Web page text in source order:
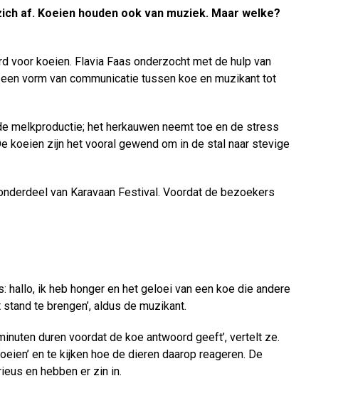
af. Koeien houden ook van muziek. Maar welke?
koeien. Flavia Faas onderzocht met de hulp van
vorm van communicatie tussen koe en muzikant tot
melkproductie; het herkauwen neemt toe en de stress
koeien zijn het vooral gewend om in de stal naar stevige
van Karavaan Festival. Voordat de bezoekers
ik heb honger en het geloei van een koe die andere
te brengen’, aldus de muzikant.
duren voordat de koe antwoord geeft’, vertelt ze.
en te kijken hoe de dieren daarop reageren. De
en hebben er zin in.